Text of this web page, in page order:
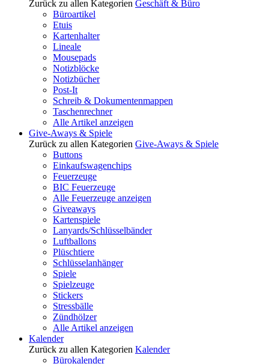
Zurück zu allen Kategorien Geschäft & Büro
Büroartikel
Etuis
Kartenhalter
Lineale
Mousepads
Notizblöcke
Notizbücher
Post-It
Schreib & Dokumentenmappen
Taschenrechner
Alle Artikel anzeigen
Give-Aways & Spiele
Zurück zu allen Kategorien Give-Aways & Spiele
Buttons
Einkaufswagenchips
Feuerzeuge
BIC Feuerzeuge
Alle Feuerzeuge anzeigen
Giveaways
Kartenspiele
Lanyards/Schlüsselbänder
Luftballons
Plüschtiere
Schlüsselanhänger
Spiele
Spielzeuge
Stickers
Stressbälle
Zündhölzer
Alle Artikel anzeigen
Kalender
Zurück zu allen Kategorien Kalender
Bürokalender